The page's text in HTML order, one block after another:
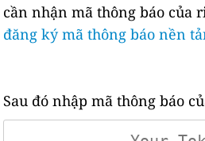
cần nhận mã thông báo
đăng ký mã thông báo nền
Sau đó nhập mã thông báo